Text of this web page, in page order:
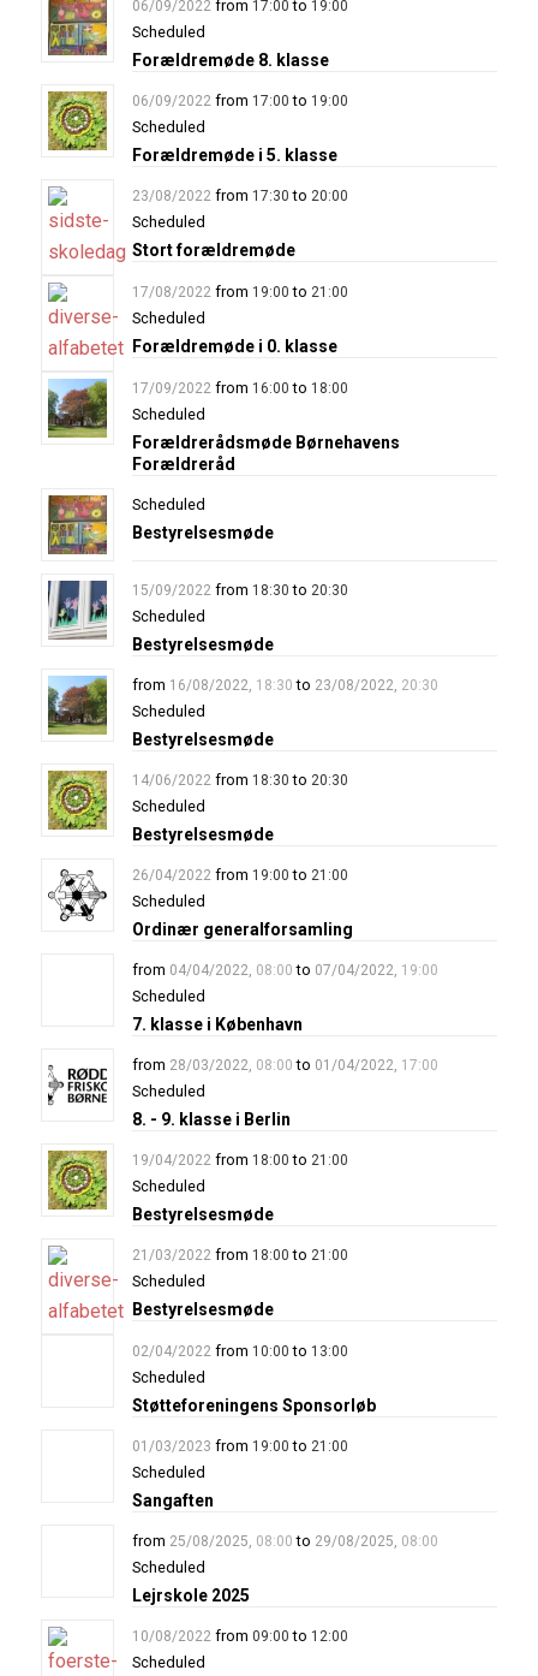
06/09/2022 from 17:00 to 19:00
Scheduled
Forældremøde 8. klasse
06/09/2022 from 17:00 to 19:00
Scheduled
Forældremøde i 5. klasse
23/08/2022 from 17:30 to 20:00
Scheduled
Stort forældremøde
17/08/2022 from 19:00 to 21:00
Scheduled
Forældremøde i 0. klasse
17/09/2022 from 16:00 to 18:00
Scheduled
Forældrerådsmøde Børnehavens
Forældreråd
Scheduled
Bestyrelsesmøde
15/09/2022 from 18:30 to 20:30
Scheduled
Bestyrelsesmøde
from 16/08/2022, 18:30 to 23/08/2022, 20:30
Scheduled
Bestyrelsesmøde
14/06/2022 from 18:30 to 20:30
Scheduled
Bestyrelsesmøde
26/04/2022 from 19:00 to 21:00
Scheduled
Ordinær generalforsamling
from 04/04/2022, 08:00 to 07/04/2022, 19:00
Scheduled
7. klasse i København
from 28/03/2022, 08:00 to 01/04/2022, 17:00
Scheduled
8. - 9. klasse i Berlin
19/04/2022 from 18:00 to 21:00
Scheduled
Bestyrelsesmøde
21/03/2022 from 18:00 to 21:00
Scheduled
Bestyrelsesmøde
02/04/2022 from 10:00 to 13:00
Scheduled
Støtteforeningens Sponsorløb
01/03/2023 from 19:00 to 21:00
Scheduled
Sangaften
from 25/08/2025, 08:00 to 29/08/2025, 08:00
Scheduled
Lejrskole 2025
10/08/2022 from 09:00 to 12:00
Scheduled